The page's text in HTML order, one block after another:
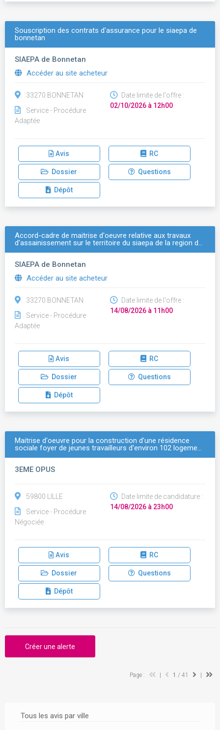
Tous les avis par ville
Souscription des contrats d'assurance pour le siaepa de
bonnetan
SIAEPA de Bonnetan
Accéder au site acheteur
33270 BONNETAN
Service - Procédure
Adaptée
Date limite de l'offre :
02/10/2026 à 12h00
Avis RC
Dossier Questions
Dépôt
Accord-cadre de maitrise d'oeuvre relative aux travaux
d'assainissement sur le territoire du siaepa de la region d…
SIAEPA de Bonnetan
Accéder au site acheteur
33270 BONNETAN
Service - Procédure
Adaptée
Date limite de l'offre :
14/08/2026 à 11h00
Avis RC
Dossier Questions
Dépôt
Maitrise d'oeuvre pour la construction d'une résidence
sociale foyer de jeunes travailleurs d'environ 102 logeme…
3EME OPUS
59800 LILLE
Service - Procédure
Négociée
Date limite de candidature :
14/08/2026 à 23h00
Avis RC
Dossier Questions
Dépôt
Créer une alerte
Page : 1 / 41